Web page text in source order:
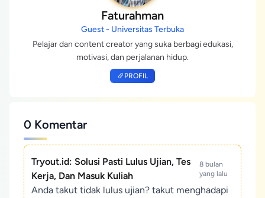
Faturahman
Guest - Universitas Terbuka
Pelajar dan content creator yang suka berbagi edukasi,
motivasi, dan perjalanan hidup.
PROFIL
0 Komentar
Tryout.id: Solusi Pasti Lulus Ujian, Tes
Kerja, Dan Masuk Kuliah
8 bulan
yang lalu
Anda takut tidak lulus ujian? takut menghadapi